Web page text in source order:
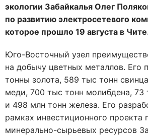
экологии Забайкалья Олег
по развитию электросетевого
которое прошло 19 августа в
Юго-Восточный узел
на добычу цветных металлов. Его
тонны золота, 589 тыс тонн
меди, 700 тыс тонн молибдена, 73
и 498 млн тонн железа. Его
рамках инвестиционного проекта
минерально-сырьевых ресурсов